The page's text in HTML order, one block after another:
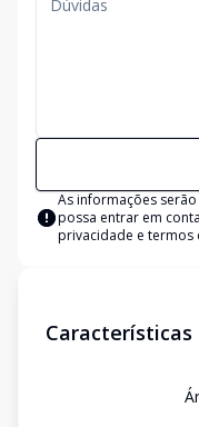
As informações
possa entrar em
privacidade e termos
Características